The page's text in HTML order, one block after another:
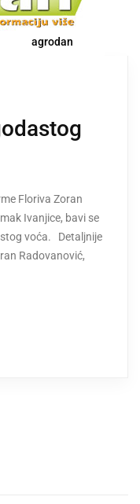
agrodan
Floriva Zoran
Ivanjice, bavi se
voća. Detaljnije
Radovanović,